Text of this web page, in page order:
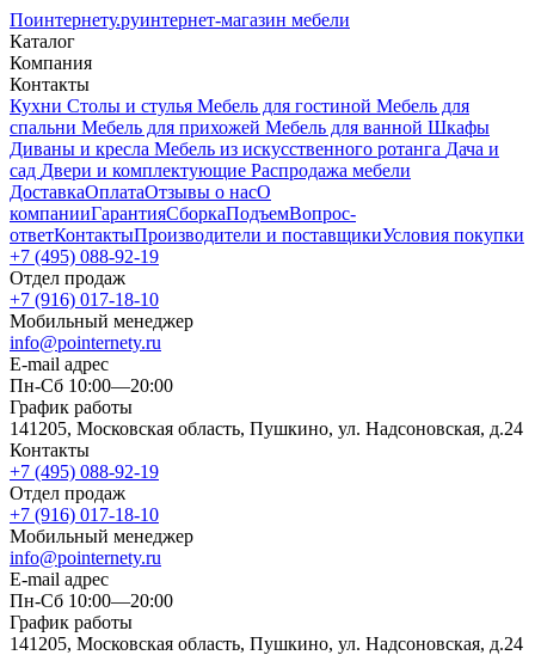
Поинтернету.руинтернет-магазин мебели
Каталог
Компания
Контакты
Кухни Столы и стулья Мебель для гостиной Мебель для
спальни Мебель для прихожей Мебель для ванной Шкафы
Диваны и кресла Мебель из искусственного ротанга Дача и
сад Двери и комплектующие Распродажа мебели
ДоставкаОплатаОтзывы о насО
компанииГарантияСборкаПодъемВопрос-
ответКонтактыПроизводители и поставщикиУсловия покупки
+7 (495) 088-92-19
Отдел продаж
+7 (916) 017-18-10
Мобильный менеджер
info@pointernety.ru
E-mail адрес
Пн-Сб 10:00—20:00
График работы
141205, Московская область, Пушкино, ул. Надсоновская, д.24
Контакты
+7 (495) 088-92-19
Отдел продаж
+7 (916) 017-18-10
Мобильный менеджер
info@pointernety.ru
E-mail адрес
Пн-Сб 10:00—20:00
График работы
141205, Московская область, Пушкино, ул. Надсоновская, д.24